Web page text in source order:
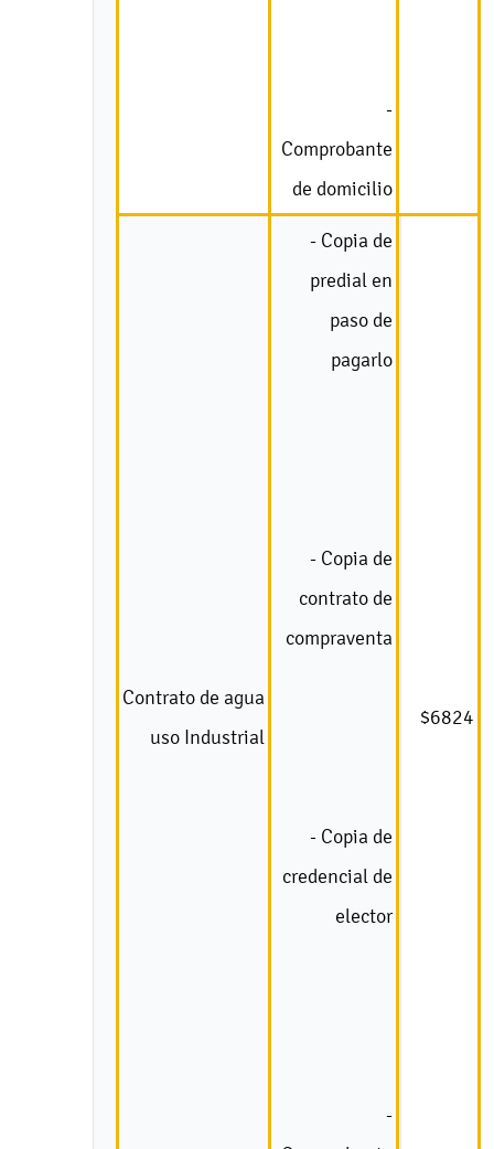
-
Comprobante
de domicilio
Contrato de agua
uso Industrial
- Copia de
predial en
paso de
pagarlo
- Copia de
contrato de
compraventa
- Copia de
credencial de
elector
-
$6824